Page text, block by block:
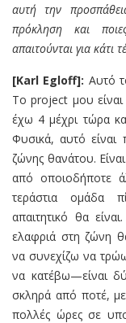
αυτή την
πρόκληση και
απαιτούνται για κάτι
[Karl Egloff]: Αυτό
Το project μου
έχω 4 μέχρι τώρα
Φυσικά, αυτό είναι
ζώνης θανάτου.
από οποιοδήποτε
τεράστια ομάδα
απαιτητικό θα
ελαφριά στη ζώνη
να συνεχίζω να
να κατέβω—είναι
σκληρά από ποτέ,
πολλές ώρες σε